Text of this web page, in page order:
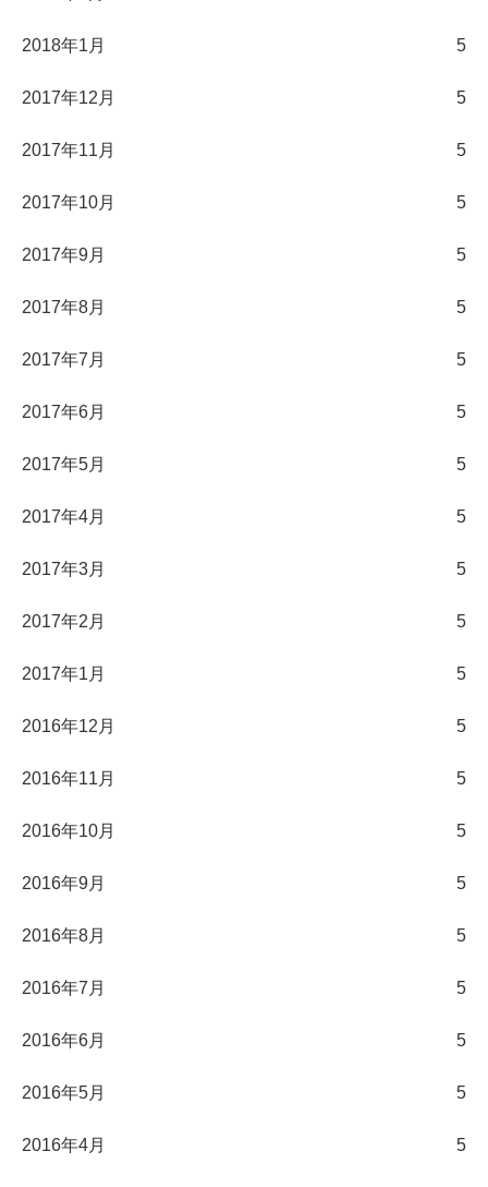
2018年1月 5
2017年12月 5
2017年11月 5
2017年10月 5
2017年9月 5
2017年8月 5
2017年7月 5
2017年6月 5
2017年5月 5
2017年4月 5
2017年3月 5
2017年2月 5
2017年1月 5
2016年12月 5
2016年11月 5
2016年10月 5
2016年9月 5
2016年8月 5
2016年7月 5
2016年6月 5
2016年5月 5
2016年4月 5